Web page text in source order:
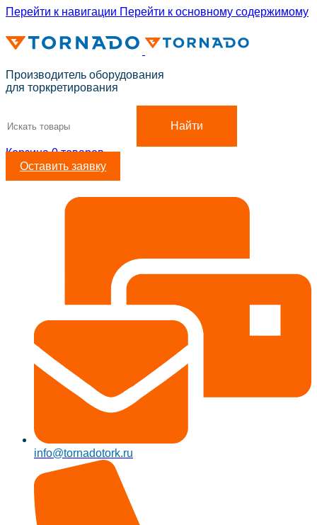
Перейти к навигации Перейти к основному содержимому
Производитель оборудования
для торкретирования
Найти
Корзина0товаров
Оставить заявку
info@tornadotork.ru